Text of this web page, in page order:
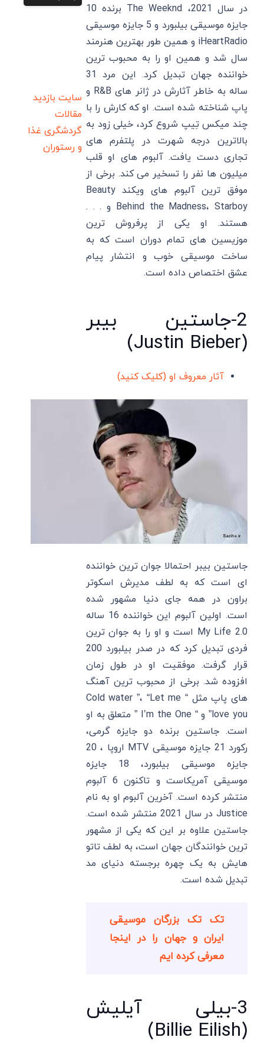
در سال 2021، The Weeknd برنده 10
جایزه موسیقی بیلبورد و 5 جایزه موسیقی
iHeartRadio و همین طور بهترین هنرمند
سال شد و همین او را به محبوب ترین
خواننده جهان تبدیل کرد. این مرد 31
ساله به خاطر آثارش در ژانر های R&B و
پاپ شناخته شده است. او که کارش را با
چند میکس تِیپ شروع کرد، خیلی زود به
بالاترین درجه شهرت در پلتفرم های
تجاری دست یافت. آلبوم‌ های او قلب
میلیون ‌ها نفر را تسخیر می کند. برخی از
موفق‌ ترین آلبوم‌ های ویکند Beauty
Behind the Madness، Starboy و . . .
هستند. او یکی از پرفروش ‌ترین
موزیسین‌ های تمام دوران است که به
ساخت موسیقی خوب و انتشار پیام
عشق اختصاص داده است.
2-جاستین بیبر
(Justin Bieber)
آثار معروف او (کلیک کنید)
جاستین بیبر احتمالا جوان ترین خواننده
ای است که به لطف مدیرش اسکوتر
براون در همه جای دنیا مشهور شده
است. اولین آلبوم این خواننده 16 ساله
My Life 2.0 است و او را به جوان ترین
فردی تبدیل کرد که در صدر بیلبورد 200
قرار گرفت. موفقیت او در طول زمان
افزوده شد. برخی از محبوب ترین آهنگ
های پاپ مثل “ Cold water ”، “Let me
love you” و “ I’m the One ” متعلق به او
است. جاستین برنده دو جایزه گرمی،
رکورد 21 جایزه موسیقی MTV اروپا ، 20
جایزه موسیقی بیلبورد، 18 جایزه
موسیقی آمریکاست و تاکنون 6 آلبوم
منتشر کرده است. آخرین آلبوم او به نام
Justice در سال 2021 منتشر شده است.
جاستین علاوه بر این که یکی از مشهور
ترین خوانندگان جهان است، به لطف تاتو
هایش به یک چهره برجسته دنیای مد
تبدیل شده است.
تک تک بزرگان موسیقی
ایران و جهان را در اینجا
معرفی کرده ایم
3-بیلی آیلیش
(Billie Eilish)
سایت بازدید
مقالات
گردشگری غذا
و رستوران